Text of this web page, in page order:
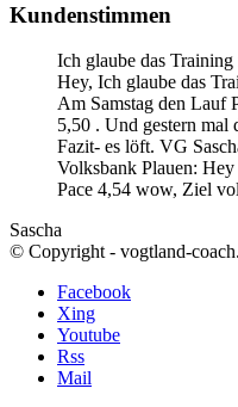
Kundenstimmen
Ich glaube das
Hey, Ich glaube das
Am Samstag den Lauf
5,50 . Und gestern mal
Fazit- es löft. VG
Volksbank Plauen: Hey
Pace 4,54 wow, Ziel
Sascha
© Copyright - vogtland-
Facebook
Xing
Youtube
Rss
Mail